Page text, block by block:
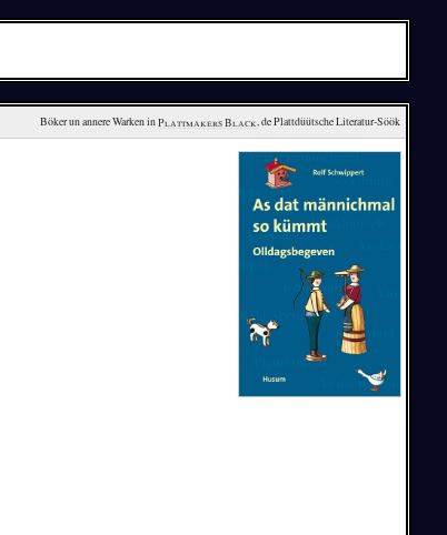
Böker un annere Warken in Plattmakers Black, de Plattdüütsche Literatur-Söök